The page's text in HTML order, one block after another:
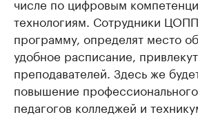
числе по цифровым
технологиям. Сотрудники
программу, определят место
удобное расписание, привлекут
преподавателей. Здесь же
повышение
педагогов колледжей и